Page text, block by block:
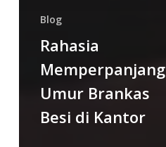
Blog
Rahasia
Memperpanjang
Umur Brankas
Besi di Kantor